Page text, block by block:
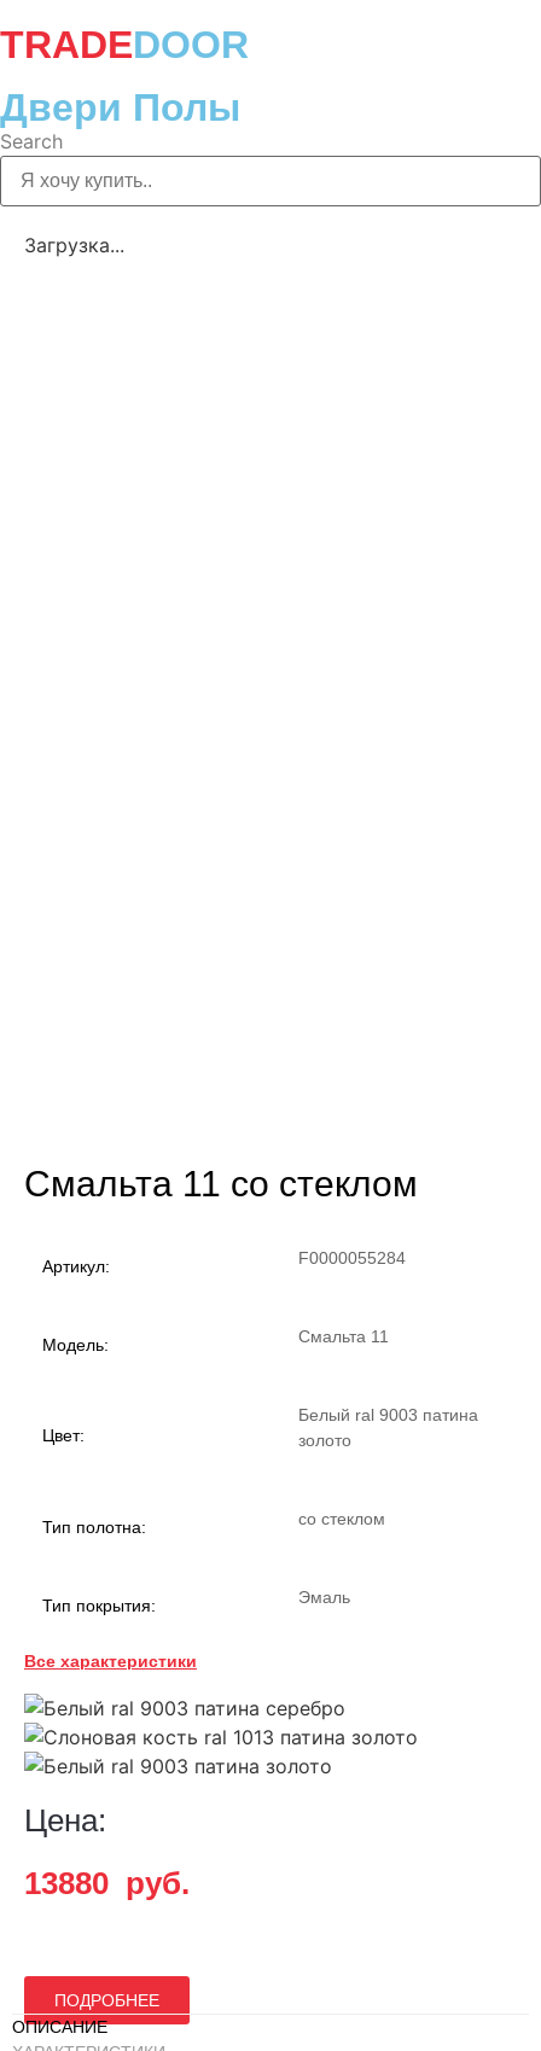
TRADEDOOR
Двери Полы
Search
Загрузка...
Смальта 11 со стеклом
Артикул: F0000055284
Модель: Смальта 11
Цвет:
Белый ral 9003 патина
золото
Тип полотна: со стеклом
Тип покрытия: Эмаль
Стиль:
Упаковка:
Все характеристики
Цена:
13880 руб.
ПОДРОБНЕЕ
ОПИСАНИЕ